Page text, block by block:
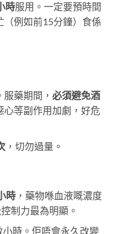
時服用。一定要預時間
（例如前15分鐘）食係
服藥期間， 必須避免酒
心等副作用加劇，好危
，切勿過量。
時，藥物喺血液嘅濃度
制力最為明顯。
小時。佢唔會永久改變